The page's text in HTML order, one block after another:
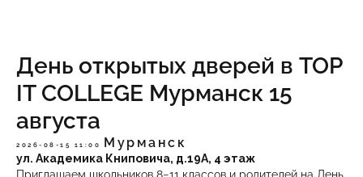
День открытых дверей в TOP
IT COLLEGE Мурманск 15
августа
2026-08-15 11:00 Мурманск
ул. Академика Книповича, д.19А, 4 этаж